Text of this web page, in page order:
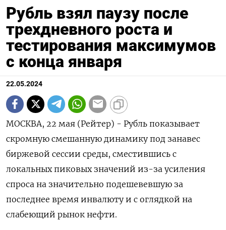
Рубль взял паузу после
трехдневного роста и
тестирования максимумов
с конца января
22.05.2024
МОСКВА, 22 мая (Рейтер) - Рубль показывает
скромную смешанную динамику под занавес
биржевой сессии среды, сместившись с
локальных пиковых значений из-за усиления
спроса на значительно подешевевшую за
последнее время инвалюту и с оглядкой на
слабеющий рынок нефти.